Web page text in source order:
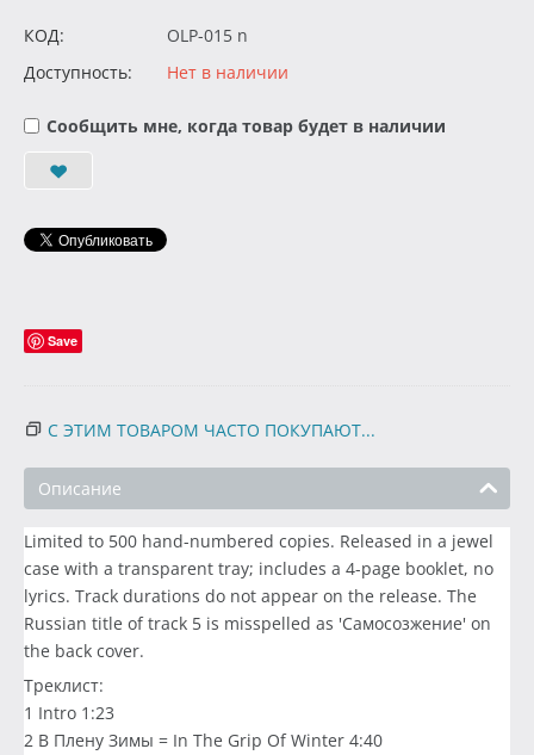
КОД:
OLP-015 n
Доступность:
Нет в наличии
Сообщить мне, когда товар будет в наличии
Save
С ЭТИМ ТОВАРОМ ЧАСТО ПОКУПАЮТ...
Описание
Limited to 500 hand-numbered copies. Released in a jewel
case with a transparent tray; includes a 4-page booklet, no
lyrics. Track durations do not appear on the release. The
Russian title of track 5 is misspelled as 'Самосозжение' on
the back cover.
Треклист:
1 Intro 1:23
2 В Плену Зимы = In The Grip Of Winter 4:40